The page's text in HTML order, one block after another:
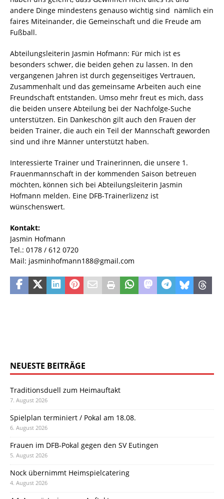
andere Dinge mindestens genauso wichtig sind  nämlich ein
faires Miteinander, die Gemeinschaft und die Freude am
Fußball.
Abteilungsleiterin Jasmin Hofmann: Für mich ist es
besonders schwer, die beiden gehen zu lassen. In den
vergangenen Jahren ist durch gegenseitiges Vertrauen,
Zusammenhalt und das gemeinsame Arbeiten auch eine
Freundschaft entstanden. Umso mehr freut es mich, dass
die beiden unsere Abteilung bei der Nachfolge-Suche
unterstützen. Ein Dankeschön gilt auch den Frauen der
beiden Trainer, die auch ein Teil der Mannschaft geworden
sind und ihre Männer unterstützt haben.
Interessierte Trainer und Trainerinnen, die unsere 1.
Frauenmannschaft in der kommenden Saison betreuen
möchten, können sich bei Abteilungsleiterin Jasmin
Hofmann melden. Eine DFB-Trainerlizenz ist
wünschenswert.
Kontakt:
Jasmin Hofmann
Tel.: 0178 / 612 0720
Mail: jasminhofmann188@gmail.com
NEUESTE BEITRÄGE
Traditionsduell zum Heimauftakt
7. August 2026
Spielplan terminiert / Pokal am 18.08.
6. August 2026
Frauen im DFB-Pokal gegen den SV Eutingen
5. August 2026
Nock übernimmt Heimspielcatering
4. August 2026